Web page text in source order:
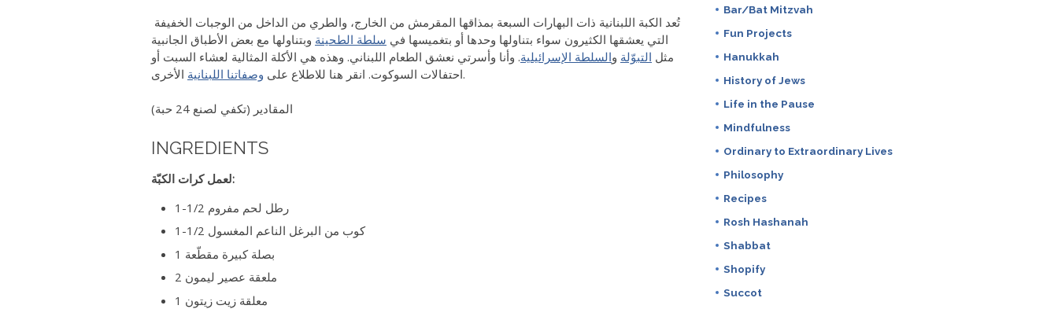
تُعد الكبة اللبنانية ذات البهارات السبعة بمذاقها المقرمش من الخارج، والطري من الداخل من الوجبات الخفيفة
التي يعشقها الكثيرون سواء بتناولها وحدها أو بتغميسها في سلطة الطحينة وبتناولها مع بعض الأطباق الجانبية
مثل التبوّلة والسلطة الإسرائيلية. وأنا وأسرتي نعشق الطعام اللبناني. وهذه هي الأكلة المثالية لعشاء السبت أو
احتفالات السوكوت. انقر هنا للاطلاع على وصفاتنا اللبنانية الأخرى.
المقادير (تكفي لصنع 24 حبة)
INGREDIENTS
لعمل كرات الكبّة:
1-1/2 رطل لحم مفروم
1-1/2 كوب من البرغل الناعم المغسول
1 بصلة كبيرة مقطّعة
2 ملعقة عصير ليمون
1 معلقة زيت زيتون
Bar/Bat Mitzvah
Fun Projects
Hanukkah
History of Jews
Life in the Pause
Mindfulness
Ordinary to Extraordinary Lives
Philosophy
Recipes
Rosh Hashanah
Shabbat
Shopify
Succot